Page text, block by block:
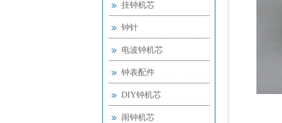
挂钟机芯
钟针
电波钟机芯
钟表配件
DIY钟机芯
闹钟机芯